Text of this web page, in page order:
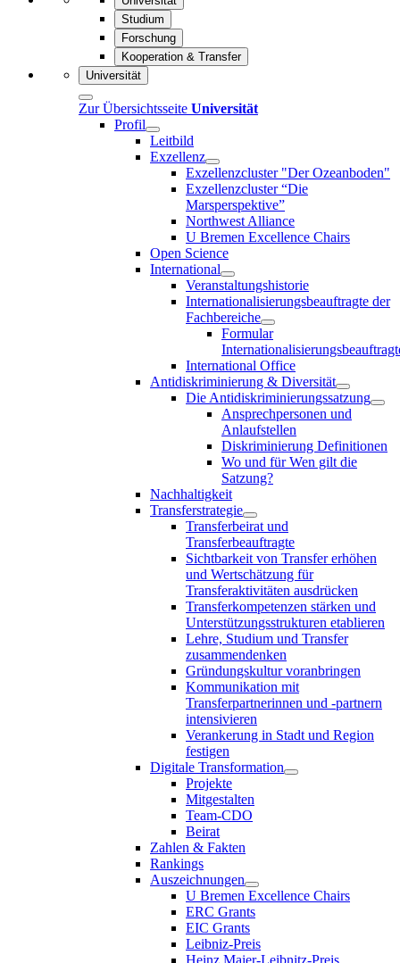
Studium
Forschung
Kooperation & Transfer
Universität
Zur Übersichtsseite Universität
Profil
Leitbild
Exzellenz
Exzellenzcluster "Der Ozeanboden"
Exzellenzcluster “Die
Marsperspektive”
Northwest Alliance
U Bremen Excellence Chairs
Open Science
International
Veranstaltungshistorie
Internationalisierungsbeauftragte der
Fachbereiche
Formular
International Office
Antidiskriminierung & Diversität
Die Antidiskriminierungssatzung
Ansprechpersonen und
Anlaufstellen
Diskriminierung Definitionen
Wo und für Wen gilt die
Satzung?
Nachhaltigkeit
Transferstrategie
Transferbeirat und
Transferbeauftragte
Sichtbarkeit von Transfer erhöhen
und Wertschätzung für
Transferaktivitäten ausdrücken
Transferkompetenzen stärken und
Unterstützungsstrukturen etablieren
Lehre, Studium und Transfer
zusammendenken
Gründungskultur voranbringen
Kommunikation mit
Transferpartnerinnen und -partnern
intensivieren
Verankerung in Stadt und Region
festigen
Digitale Transformation
Projekte
Mitgestalten
Team-CDO
Beirat
Zahlen & Fakten
Rankings
Auszeichnungen
U Bremen Excellence Chairs
ERC Grants
EIC Grants
Leibniz-Preis
Heinz Maier-Leibnitz-Preis